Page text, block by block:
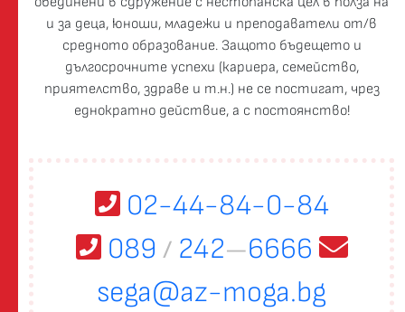
и за деца, юноши, младежи и преподаватели от/в
средното образование. Защото бъдещето и
дългосрочните успехи (кариера, семейство,
приятелство, здраве и т.н.) не се постигат, чрез
еднократно действие, а с постоянство!
02-44-84-0-84
089 /242—6666
sega@az-moga.bg